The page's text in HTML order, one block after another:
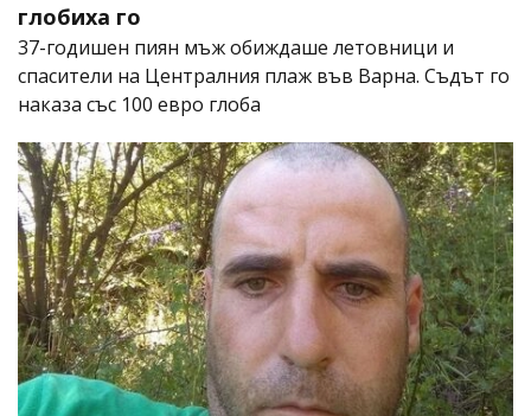
глобиха го
37-годишен пиян мъж обиждаше летовници и
спасители на Централния плаж във Варна. Съдът го
наказа със 100 евро глоба